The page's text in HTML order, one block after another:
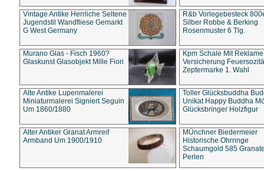
Vintage Antike Herrliche Seltene
Jugendstil Wandfliese Gemarkt
G West Germany
R&b Vorlegebesteck
Silber Robbe & Berking
Rosenmuster 6 Tlg.
Murano Glas - Fisch 1960?
Glaskunst Glasobjekt Mille Fiori
Kpm Schale Mit Reklame
Versicherung
Zeptermarke 1. Wahl
Alte Antike Lupenmalerei
Miniaturmalerei Signiert Seguin
Um 1860/1880
Toller Glücksbuddha
Unikat Happy Buddha
Glücksbringer Holzfigur
Alter Antiker Granat Armreif
Armband Um 1900/1910
MÜnchner Biedermeier
Historische Ohrringe
Schaumgold 585
Perlen